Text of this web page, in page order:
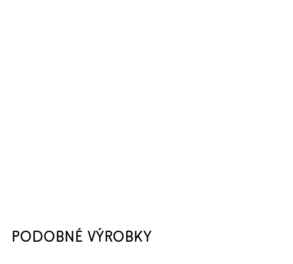
PODOBNÉ VÝROBKY